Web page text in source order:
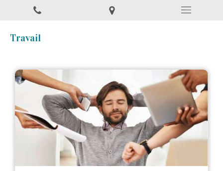
Travail